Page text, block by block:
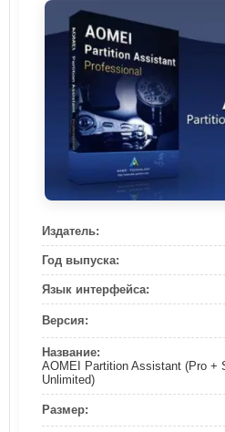
Издатель:
Год выпуска:
Язык интерфейса:
Версия:
Название:
AOMEI Partition Assistant (Pro +
Unlimited)
Размер: